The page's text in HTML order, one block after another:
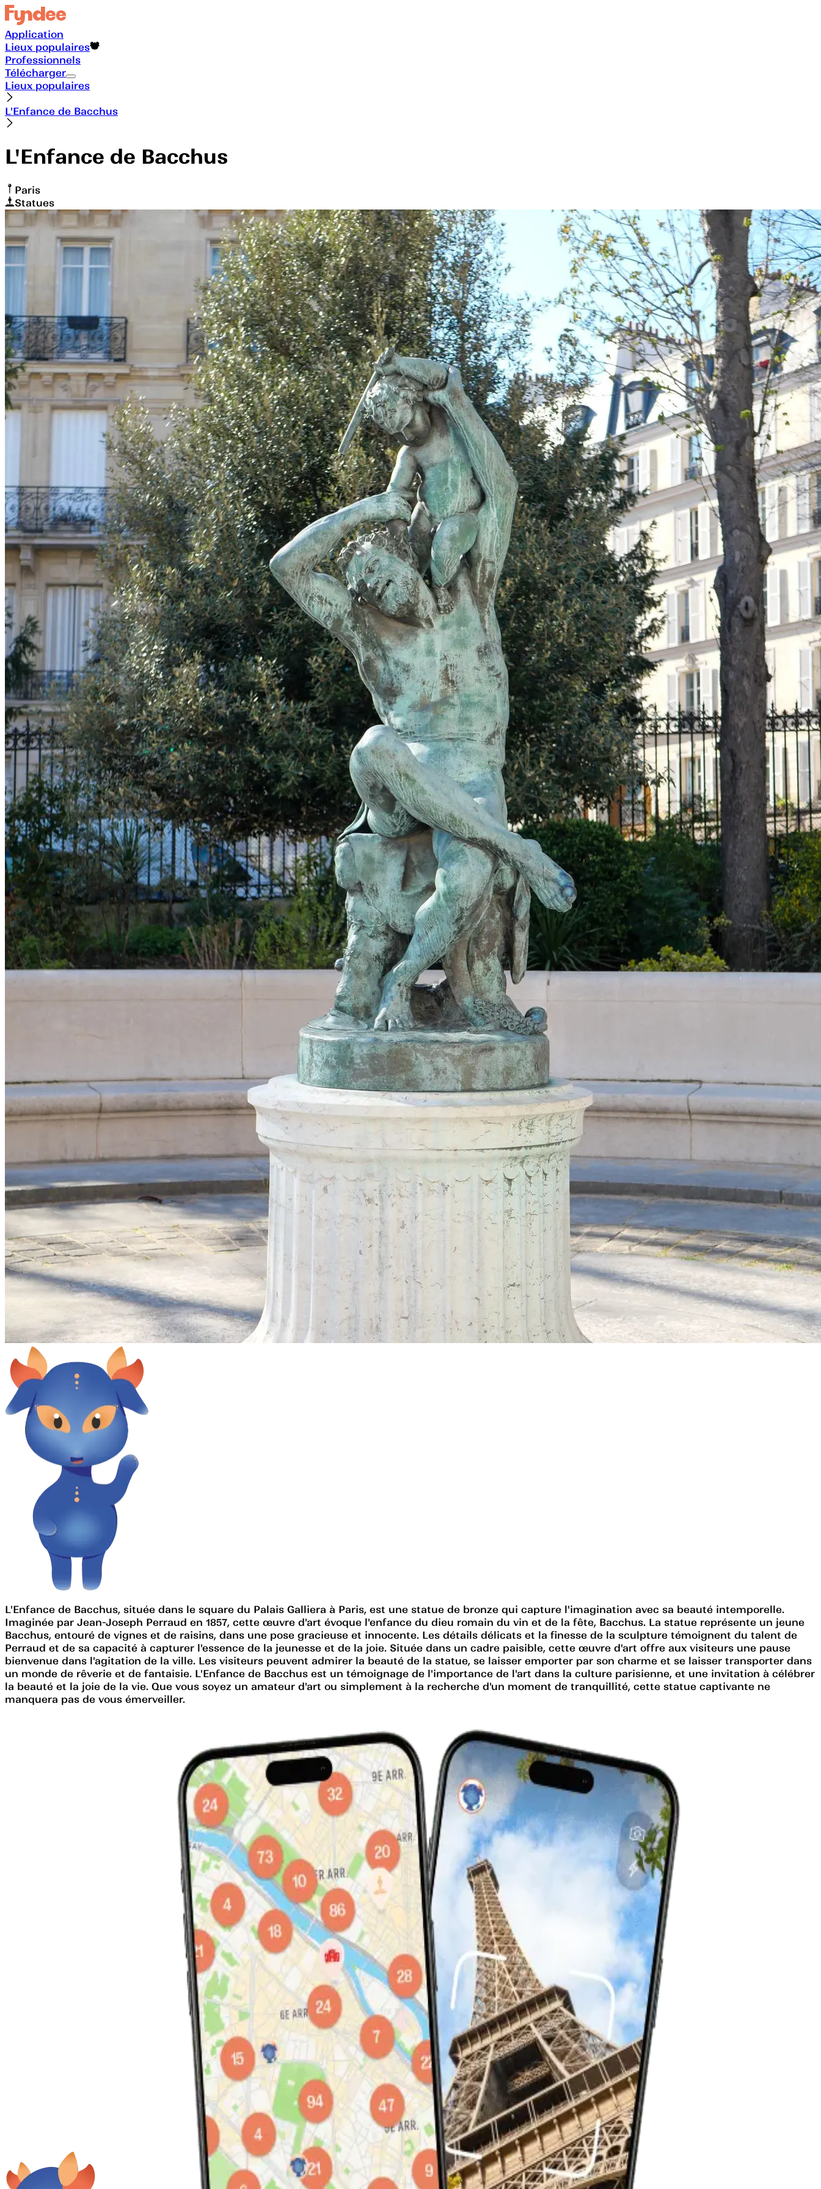
Application
Lieux populaires
Professionnels
Télécharger
Lieux populaires
L'Enfance de Bacchus
L'Enfance de Bacchus
Paris
Statues
L'Enfance de Bacchus, située dans le square du Palais Galliera à Paris, est une statue de bronze qui capture l'imagination avec sa beauté intemporelle.
Imaginée par Jean-Joseph Perraud en 1857, cette œuvre d'art évoque l'enfance du dieu romain du vin et de la fête, Bacchus. La statue représente un jeune
Bacchus, entouré de vignes et de raisins, dans une pose gracieuse et innocente. Les détails délicats et la finesse de la sculpture témoignent du talent de
Perraud et de sa capacité à capturer l'essence de la jeunesse et de la joie. Située dans un cadre paisible, cette œuvre d'art offre aux visiteurs une pause
bienvenue dans l'agitation de la ville. Les visiteurs peuvent admirer la beauté de la statue, se laisser emporter par son charme et se laisser transporter dans
un monde de rêverie et de fantaisie. L'Enfance de Bacchus est un témoignage de l'importance de l'art dans la culture parisienne, et une invitation à célébrer
la beauté et la joie de la vie. Que vous soyez un amateur d'art ou simplement à la recherche d'un moment de tranquillité, cette statue captivante ne
manquera pas de vous émerveiller.